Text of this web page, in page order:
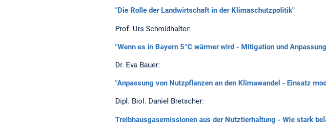
"Die Rolle der Landwirtschaft in der Klimaschutzpolitik"
Prof. Urs Schmidhalter:
"Wenn es in Bayern 5°C wärmer wird - Mitigation und
Dr. Eva Bauer:
"Anpassung von Nutzpflanzen an den Klimawandel - Einsatz
Dipl. Biol. Daniel Bretscher:
Treibhausgasemissionen aus der Nutztierhaltung - Wie stark